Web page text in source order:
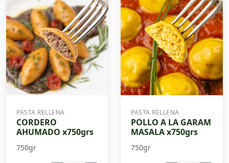
PASTA RELLENA
CORDERO
AHUMADO x750grs
750gr
PASTA RELLENA
POLLO A LA GARAM
MASALA x750grs
750gr